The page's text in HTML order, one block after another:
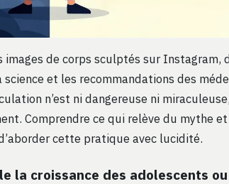
de corps sculptés sur Instagram,
et les recommandations des
n’est ni dangereuse ni
Comprendre ce qui relève du mythe
cette pratique avec lucidité.
la croissance des adolescents